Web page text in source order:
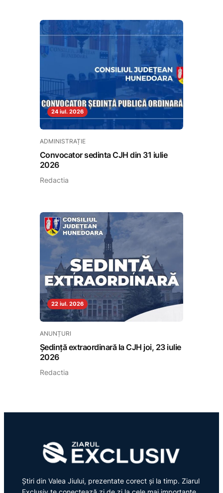
24 iul. 2026
ADMINISTRAȚIE
Convocator sedinta CJH din 31 iulie
2026
Redactia
22 iul. 2026
ANUNȚURI
Ședință extraordinară la CJH joi, 23 iulie
2026
Redactia
Știri din Valea Jiului, prezentate corect și la timp. Ziarul